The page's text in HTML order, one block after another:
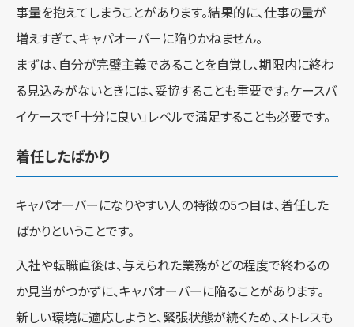
事量を抱えてしまうことがあります。結果的に、仕事の量が
増えすぎて、キャパオーバーに陥りかねません。
まずは、自分が完璧主義であることを自覚し、期限内に終わ
る見込みがないときには、妥協することも重要です。ケースバ
イケースで「十分に良い」レベルで満足することも必要です。
着任したばかり
キャパオーバーになりやすい人の特徴の5つ目は、着任した
ばかりということです。
入社や転職直後は、与えられた業務がどの程度で終わるの
か見当がつかずに、キャパオーバーに陥ることがあります。
新しい環境に適応しようと、緊張状態が続くため、ストレスも